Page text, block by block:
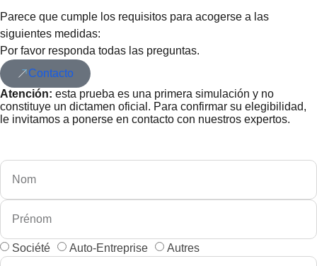
Parece que cumple los requisitos para acogerse a las
siguientes medidas:
Por favor responda todas las preguntas.
Contacto
Atención: esta prueba es una primera simulación y no
constituye un dictamen oficial. Para confirmar su elegibilidad,
le invitamos a ponerse en contacto con nuestros expertos.
Société Auto-Entreprise Autres